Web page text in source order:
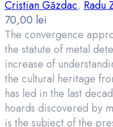
Cristian Găzdac, Radu
70,00 lei
The convergence
the statute of metal
increase of
the cultural heritage
has led in the last
hoards discovered by
is the subject of the